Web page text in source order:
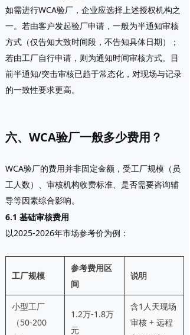
如需进行WCA验厂，企业应选择上述授权机构之
一。若由客户发起验厂申请，一般为半通知审核
方式（仅告知大致时间段，不告知具体日期）；
若由工厂自行申请，则为通知时间审核方式。目
前半通知/突击审核已趋于常态化，对现场与记录
的一致性要求更高。
六、WCA验厂一般多少费用？
WCA验厂的费用并非固定金额，受工厂规模（员
工人数）、审核机构收费标准、是否需要咨询辅
导等因素综合影响。
6.1 基础审核费用
以2025-2026年市场参考价为例：
工厂规模
参考费用区
间
说明
小型工厂
（50-200
1.2万-1.8万
元
含1人天现场
审核 + 远程